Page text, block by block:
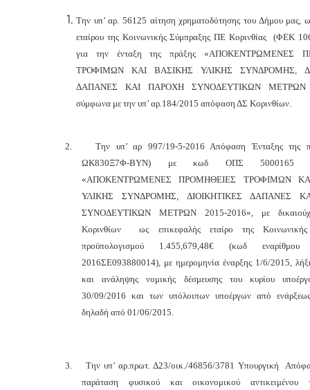
Την υπ’ αρ. 56125 αίτηση χρηματοδότησης του Δήμου μας,
εταίρου της Κοινωνικής Σύμπραξης ΠΕ Κορινθίας (ΦΕΚ
για την ένταξη της πράξης «ΑΠΟΚΕΝΤΡΩΜΕΝΕΣ
ΤΡΟΦΙΜΩΝ ΚΑΙ ΒΑΣΙΚΗΣ ΥΛΙΚΗΣ ΣΥΝΔΡΟΜΗΣ,
ΔΑΠΑΝΕΣ ΚΑΙ ΠΑΡΟΧΗ ΣΥΝΟΔΕΥΤΙΚΩΝ ΜΕΤΡΩΝ
σύμφωνα με την υπ’ αρ.184/2015 απόφαση ΔΣ Κορινθίων.
2.
Την υπ’ αρ 997/19-5-2016 Απόφαση Ένταξης της
ΩΚ830Ξ7Φ-ΒΥΝ) με κωδ ΟΠΣ 5000165
«ΑΠΟΚΕΝΤΡΩΜΕΝΕΣ ΠΡΟΜΗΘΕΙΕΣ ΤΡΟΦΙΜΩΝ
ΥΛΙΚΗΣ ΣΥΝΔΡΟΜΗΣ, ΔΙΟΙΚΗΤΙΚΕΣ ΔΑΠΑΝΕΣ
ΣΥΝΟΔΕΥΤΙΚΩΝ ΜΕΤΡΩΝ
2015-2016», με
Κορινθίων ως επικεφαλής εταίρο της Κοινωνικής
προϋπολογισμού 1.455,679,48€ (κωδ
2016ΣΕ093880014), με ημερομηνία έναρξης 1/6/2015,
και ανάληψης νομικής δέσμευσης του κυρίου
30/09/2016 και των υπόλοιπων υποέργων από
δηλαδή από 01/06/2015.
3.
Την υπ’ αρ.πρωτ. Δ23/οικ./46856/3781 Υπουργική
παράταση φυσικού και οικονομικού αντικειμένου